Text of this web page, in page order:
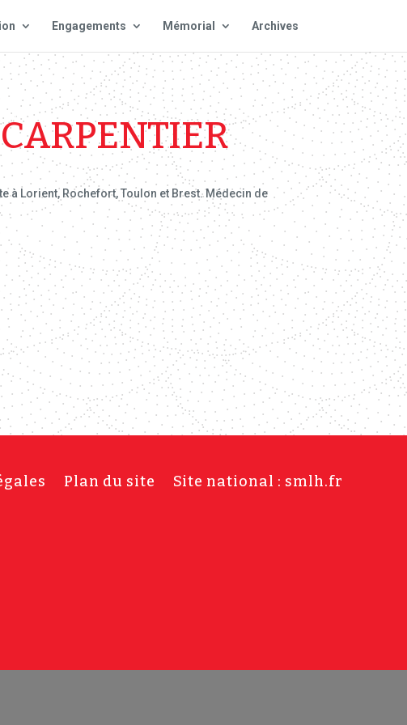
Engagements Mémorial Archives
à Lorient, Rochefort, Toulon et Brest. Médecin de
Plan du site Site national : smlh.fr